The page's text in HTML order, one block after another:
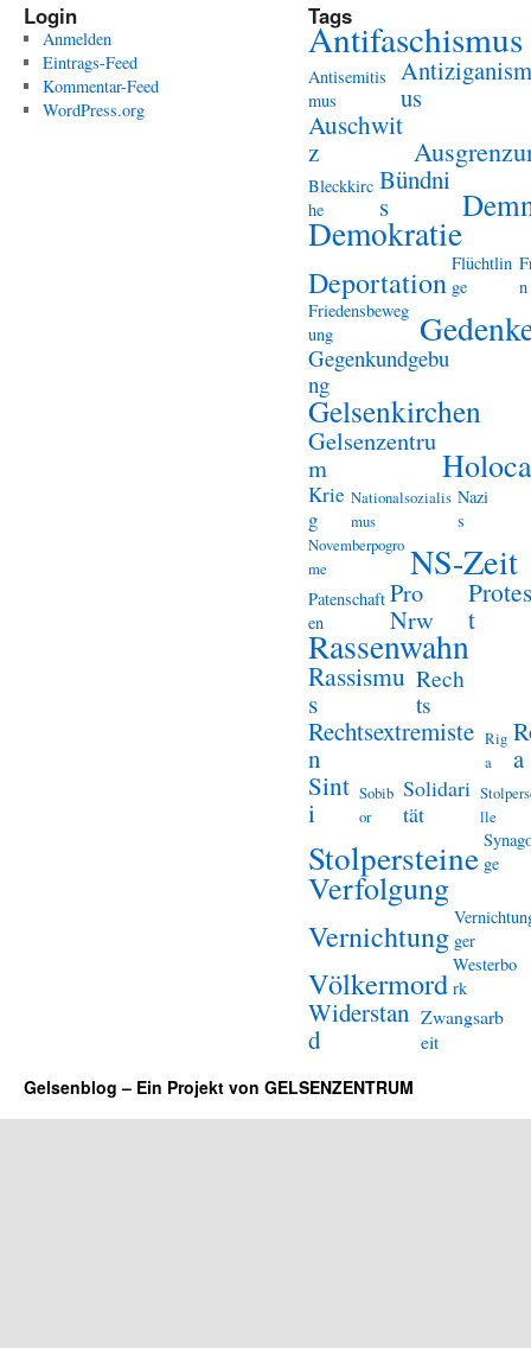
Login
Anmelden
Eintrags-Feed
Kommentar-Feed
WordPress.org
Tags
Antifaschismus
Antisemitis
mus
Antiziganism
us
Auschwit
z
Bleckkirc
he
Bündni
s
Demokratie
Deportation
Flüchtlin
ge
n
Friedensbeweg
ung
Gegenkundgebu
ng
Gelsenkirchen
Gelsenzentru
m
Krie
g
Nationalsozialis
mus
Nazi
s
Novemberpogro
me
NS-Zeit
Patenschaft
en
Pro
Nrw
Protes
t
Rassenwahn
Rassismu
s
Rech
ts
Rechtsextremiste
n
Rig
a
a
Sint
i
Sobib
or
Solidari
tät
lle
Stolpersteine ge
Verfolgung
Vernichtung ger
Völkermord Westerbo
rk
Widerstan
d
Zwangsarb
eit
Gelsenblog – Ein Projekt von GELSENZENTRUM